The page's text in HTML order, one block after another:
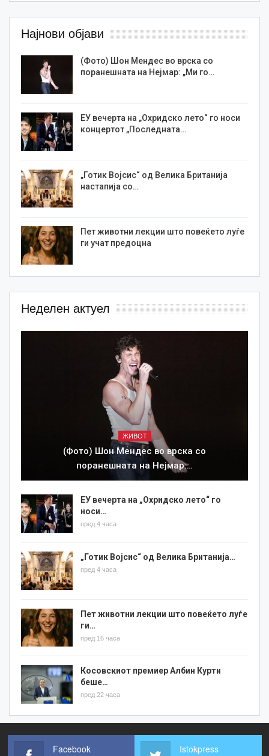
Најнови објави
(Фото) Шон Мендес во врска со
поранешната на Нејмар: „Ми го…
ЕУ вечерта на „Охридско лето“ го носи
концертот „Последната…
„Готик Војсис“ од Велика Британија
настапија со…
Пет животни лекции што повеќето луѓе
ги учат предоцна
Неделен актуел
ЖИВОТ
(Фото) Шон Мендес во врска со
поранешната на Нејмар:…
ЕУ вечерта на „Охридско лето“ го
носи…
пред 4 часа
„Готик Војсис“ од Велика Британија…
пред 4 часа
Пет животни лекции што повеќето луѓе
ги…
пред 16 часа
Косовскиот премиер Албин Курти
беше…
пред 22 часа
Facebook Istokpress